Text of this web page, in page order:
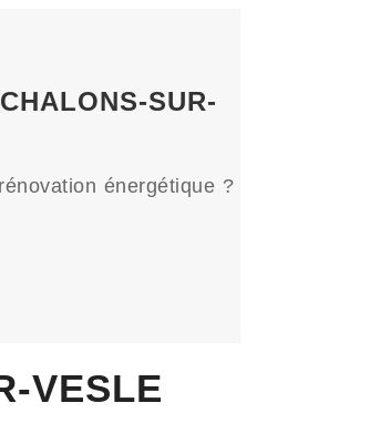
SUR-
énergétique ?
VESLE